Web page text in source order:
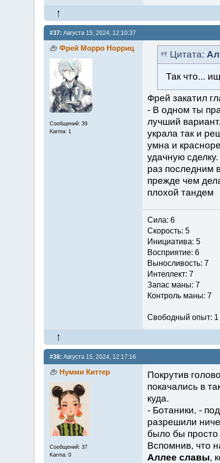
#37: Августа 15, 2024, 12:10:37
Фрей Морро Норриц
Сообщений: 39
Karma: 1
Цитата:
Так что...
Фрей закатил
- В одном ты
лучший
украла так и
умна и
удачную
раз последним
прежде чем
плохой тандем
Сила: 6
Скорость: 5
Инициатива: 5
Восприятие: 6
Выносливость: 7
Интеллект: 7
Запас маны: 7
Контроль маны: 7
Свободный опыт: 1
#38: Августа 15, 2024, 12:17:16
Нумми Киттер
Сообщений: 37
Karma: 0
Покрутив
покачались в
куда.
- Ботаники, -
разрешили
было бы просто
Вспомнив, что
Аллее славы,